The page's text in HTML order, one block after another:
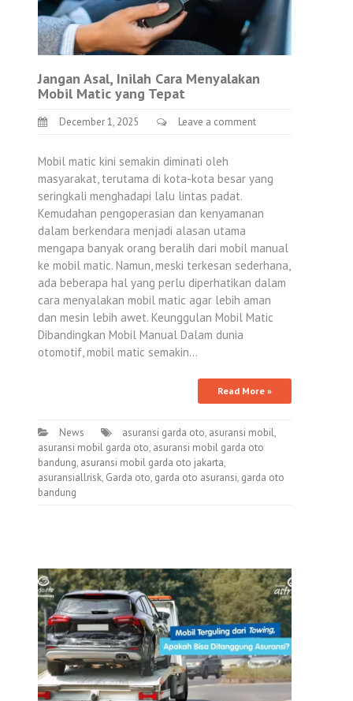
Jangan Asal, Inilah Cara Menyalakan
Mobil Matic yang Tepat
December 1, 2025 Leave a comment
Mobil matic kini semakin diminati oleh
masyarakat, terutama di kota-kota besar yang
seringkali menghadapi lalu lintas padat.
Kemudahan pengoperasian dan kenyamanan
dalam berkendara menjadi alasan utama
mengapa banyak orang beralih dari mobil manual
ke mobil matic. Namun, meski terkesan sederhana,
ada beberapa hal yang perlu diperhatikan dalam
cara menyalakan mobil matic agar lebih aman
dan mesin lebih awet. Keunggulan Mobil Matic
Dibandingkan Mobil Manual Dalam dunia
otomotif, mobil matic semakin…
Read More »
News asuransi garda oto, asuransi mobil,
asuransi mobil garda oto, asuransi mobil garda oto
bandung, asuransi mobil garda oto jakarta,
asuransiallrisk, Garda oto, garda oto asuransi, garda oto
bandung